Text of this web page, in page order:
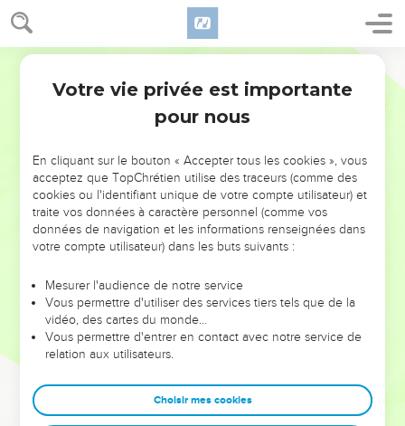
NE MANQUEZ PAS L’ÉVÉNEMENT
DE L’ANNÉE !
ET SI LEURS ERREURS POUVAIENT VOUS ÉVITER LES
VOTRES ?
leur foi ou leur vision. Mais on voit moins les doutes, les erreurs
et les saisons difficiles qu'ils ont traversés, alors même que ce
sont elles qui les ont façonnés.
Dans cette conférence, leaders, entrepreneurs, et responsables
clés pour avancer avec plus de sagesse afin que leurs erreurs
deviennent vos tremplins. Que vous guidiez un ministère, une
Votre vie privée est importante
pour nous
En cliquant sur le bouton « Accepter tous les cookies », vous
acceptez que TopChrétien utilise des traceurs (comme des
cookies ou l'identifiant unique de votre compte utilisateur) et
traite vos données à caractère personnel (comme vos
données de navigation et les informations renseignées dans
votre compte utilisateur) dans les buts suivants :
Mesurer l'audience de notre service
Vous permettre d'utiliser des services tiers tels que de la
vidéo, des cartes du monde…
Vous permettre d'entrer en contact avec notre service de
relation aux utilisateurs.
Choisir mes cookies